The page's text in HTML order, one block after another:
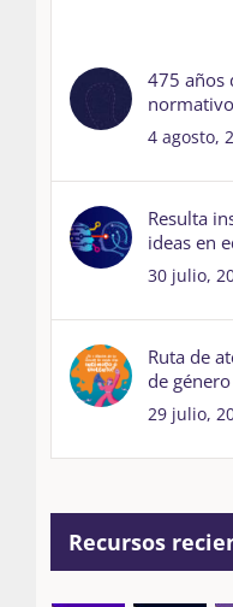
475 años
4 agosto,
Resulta
ideas en
30 julio,
Ruta de
de
29 julio,
Recursos